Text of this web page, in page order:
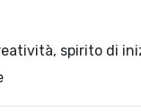
spirito di